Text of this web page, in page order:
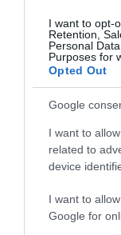
I want to opt-
Retention,
Personal
Purposes for
Opted Out
Google
I want to
related to
device
I want to
Google for
APPROFONDIMENTI
Criticate
meritate